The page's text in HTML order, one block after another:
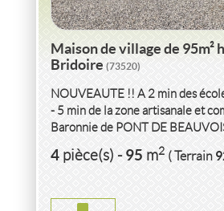
Maison de village de 95m²
Bridoire(73520)
NOUVEAUTE !! A 2 min des
- 5 min de la zone artisanale et
Baronnie de PONT DE
péage A43 d'AIGUEBELETTE...
4pièce(s)-95m2 ( Terrain
VENTE VILLA 120M² HAB
VILLA 120M² HAB TERR
4pièce(s)-120m2 ( Terrain1